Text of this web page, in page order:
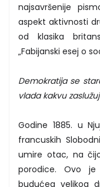
najsavršenije
aspekt aktivnosti
od klasika
„Fabijanski esej o
Demokratija se
vlada kakvu
Godine 1885. u
francuskih
umire otac, na
porodice. Ovo
budućeg velikog